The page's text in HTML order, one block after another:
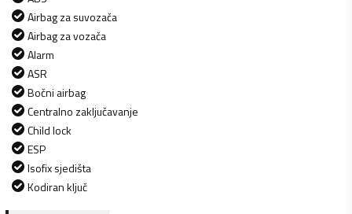
Airbag za suvozača
Airbag za vozača
Alarm
ASR
Bočni airbag
Centralno zaključavanje
Child lock
ESP
Isofix sjedišta
Kodiran ključ